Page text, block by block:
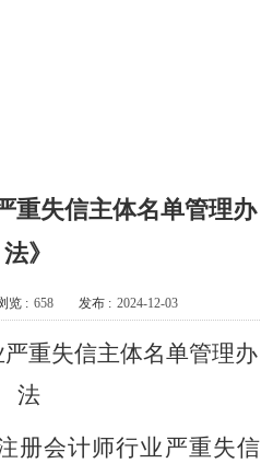
重失信主体名单管理办
法》
览 : 658 发布 : 2024-12-03
重失信主体名单管理办
法
册会计师行业严重失信